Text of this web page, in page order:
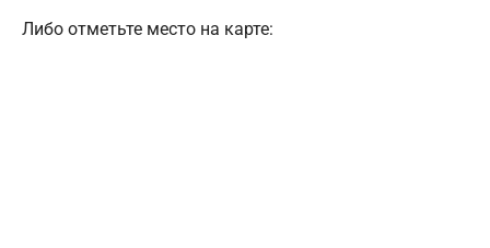
Либо отметьте место на карте: